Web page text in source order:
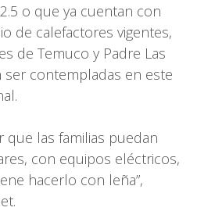
o que ya cuentan con
de calefactores vigentes,
de Temuco y Padre Las
ser contempladas en este
que las familias puedan
con equipos eléctricos,
hacerlo con leña”,